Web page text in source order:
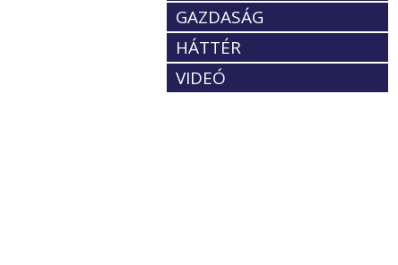
GAZDASÁG
HÁTTÉR
VIDEÓ